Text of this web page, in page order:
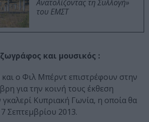
Ανατολίζοντας τη Συλλογή»
του ΕΜΣΤ
και μουσικός :
ο Φιλ Μπέρντ επιστρέφουν στην
για την κοινή τους έκθεση
Κυπριακή Γωνία, η οποία θα
Σεπτεμβρίου 2013.